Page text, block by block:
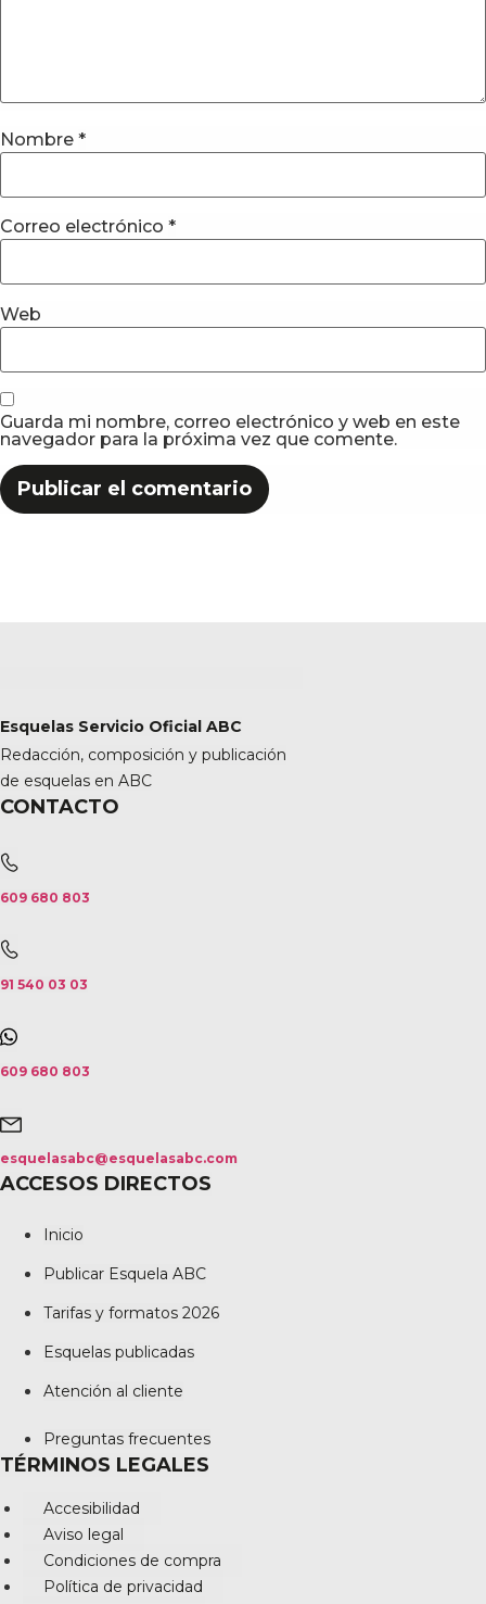
Nombre *
Correo electrónico *
Web
Guarda mi nombre, correo electrónico y web en este
navegador para la próxima vez que comente.
Esquelas Servicio Oficial ABC
Redacción, composición y publicación
de esquelas en ABC
CONTACTO
609 680 803
91 540 03 03
609 680 803
esquelasabc@esquelasabc.com
ACCESOS DIRECTOS
Inicio
Publicar Esquela ABC
Tarifas y formatos 2026
Esquelas publicadas
Atención al cliente
Preguntas frecuentes
TÉRMINOS LEGALES
Accesibilidad
Aviso legal
Condiciones de compra
Política de privacidad